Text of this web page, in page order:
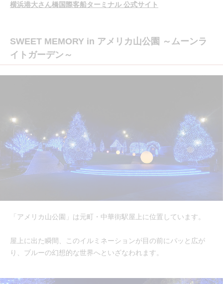
横浜港大さん橋国際客船ターミナル 公式サイト
SWEET MEMORY in アメリカ山公園 ～ムーンラ
イトガーデン～
「アメリカ山公園」は元町・中華街駅屋上に位置しています。
屋上に出た瞬間、このイルミネーションが目の前にパッと広が
り、ブルーの幻想的な世界へといざなわれます。